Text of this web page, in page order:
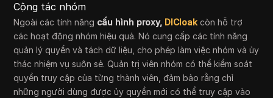
Cộng tác nhóm
Ngoài các tính năng cấu hình proxy, DICloak còn hỗ trợ
các hoạt động nhóm hiệu quả. Nó cung cấp các tính năng
quản lý quyền và tách dữ liệu, cho phép làm việc nhóm và ủy
thác nhiệm vụ suôn sẻ. Quản trị viên nhóm có thể kiểm soát
quyền truy cập của từng thành viên, đảm bảo rằng chỉ
những người dùng được ủy quyền mới có thể truy cập vào